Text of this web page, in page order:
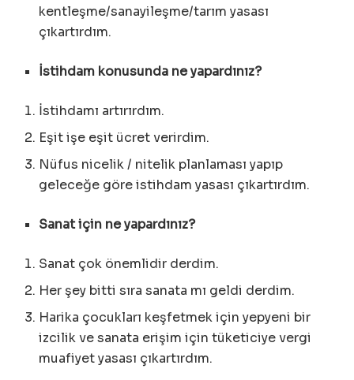
kentleşme/sanayileşme/tarım yasası
çıkartırdım.
İstihdam konusunda ne yapardınız?
İstihdamı artırırdım.
Eşit işe eşit ücret verirdim.
Nüfus nicelik / nitelik planlaması yapıp
geleceğe göre istihdam yasası çıkartırdım.
Sanat için ne yapardınız?
Sanat çok önemlidir derdim.
Her şey bitti sıra sanata mı geldi derdim.
Harika çocukları keşfetmek için yepyeni bir
izcilik ve sanata erişim için tüketiciye vergi
muafiyet yasası çıkartırdım.